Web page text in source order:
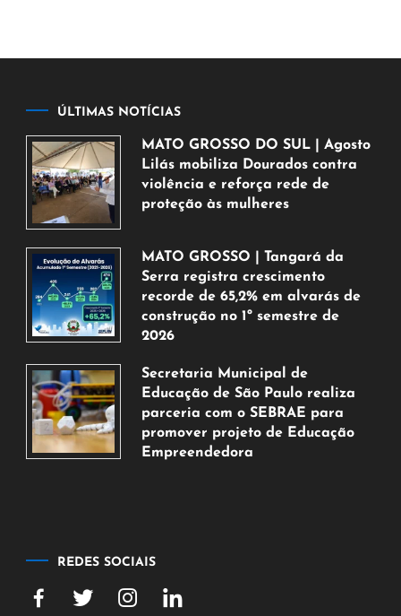
ÚLTIMAS NOTÍCIAS
MATO GROSSO DO SUL | Agosto
Lilás mobiliza Dourados contra
violência e reforça rede de
proteção às mulheres
de
agosto
de
2026
MATO GROSSO | Tangará da
Serra registra crescimento
recorde de 65,2% em alvarás de
construção no 1º semestre de
2026
de
agosto
de
2026
Secretaria Municipal de
Educação de São Paulo realiza
parceria com o SEBRAE para
promover projeto de Educação
Empreendedora
2026
REDES SOCIAIS